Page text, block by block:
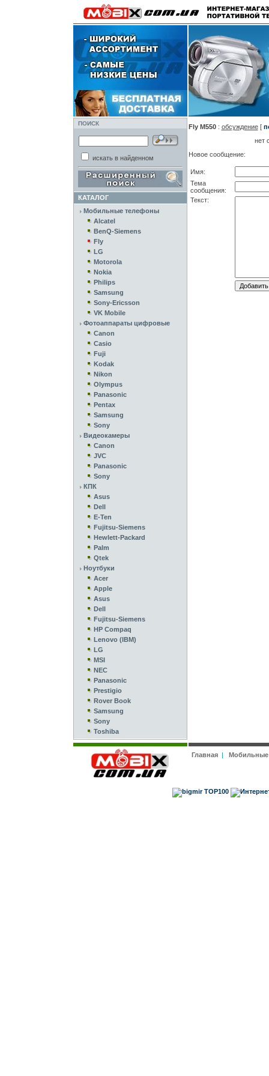
ПОИСК
искать в найденном
КАТАЛОГ
Мобильные телефоны
Alcatel
BenQ-Siemens
Fly
LG
Motorola
Nokia
Philips
Samsung
Sony-Ericsson
VK Mobile
Фотоаппараты цифровые
Canon
Casio
Fuji
Kodak
Nikon
Olympus
Panasonic
Pentax
Samsung
Sony
Видеокамеры
Canon
JVC
Panasonic
Sony
КПК
Asus
Dell
E-Ten
Fujitsu-Siemens
Hewlett-Packard
Palm
Qtek
Ноутбуки
Acer
Apple
Asus
Dell
Fujitsu-Siemens
HP Compaq
Lenovo (IBM)
LG
MSI
NEC
Panasonic
Prestigio
Rover Book
Samsung
Sony
Toshiba
Fly M550: обсуждение[
нет
Новое сообщение:
Имя:
Тема
сообщения:
Текст:
Главная|